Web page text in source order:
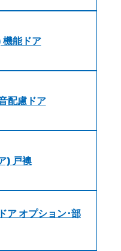
能ドア
配慮ドア
) 戸襖
ア オプション･部